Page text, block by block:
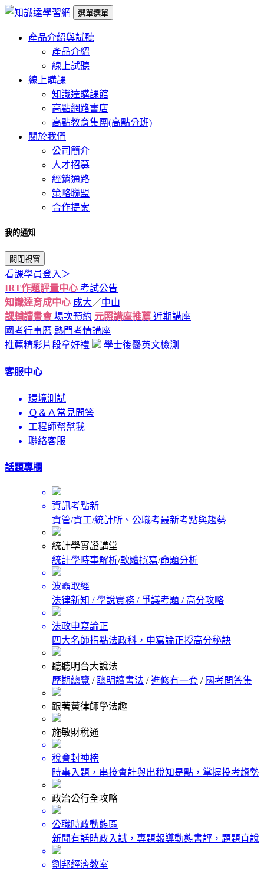
選單選單
產品介紹與試聽
產品介紹
線上試聽
線上購課
知識達購課館
高點網路書店
高點教育集團(高點分班)
關於我們
公司簡介
人才招募
經銷通路
策略聯盟
合作提案
我的通知
關閉視窗
看課學員登入＞
IRT作題評量中心 考試公告
知識達育成中心 成大 ／中山
課輔讀書會場次預約 元照講座推薦 近期講座
國考行事曆 熱門考情講座
推薦精彩片段拿好禮
學士後醫英文檢測
客服中心
環境測試
Ｑ＆Ａ常見問答
工程師幫幫我
聯絡客服
話題專欄
資訊考點新
資管/資工/統計所、公職考最新考點與趨勢
統計學實證講堂
統計學時事解析/軟體撰寫/命題分析
波霸取經
法律新知 / 學說實務 / 爭議考題 / 高分攻略
法政申寫論正
四大名師指點法政科，申寫論正授高分秘訣
聽聽明台大說法
歷期總覽 /聰明讀書法 /進修有一套 / 國考問答集
跟著黃律師學法趣
施敏財稅通
稅會封神榜
時事入題，串接會計與出稅知是點，掌握投考趨勢
政治公行全攻略
公職時政動態區
新聞有話時政入試，專題報導動態書評，題題直說
劉邦經濟教室